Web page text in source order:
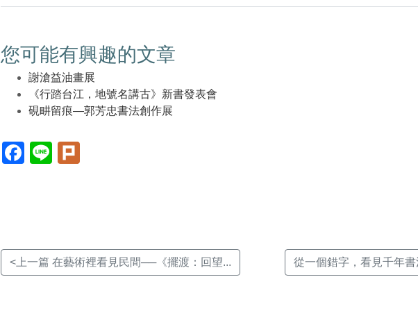
您可能有興趣的文章
謝滄益油畫展
《行踏台江，地號名講古》新書發表會
硯畊留痕—郭芳忠書法創作展
Facebook(另
開
Line(另
開
<上一篇 在藝術裡看見民間──《擺渡：回望... 從一個錯字，看見千年